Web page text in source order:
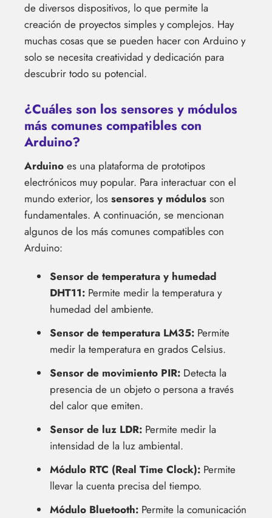
de diversos dispositivos, lo que permite la
creación de proyectos simples y complejos. Hay
muchas cosas que se pueden hacer con Arduino y
solo se necesita creatividad y dedicación para
descubrir todo su potencial.
¿Cuáles son los sensores y módulos
más comunes compatibles con
Arduino?
Arduino es una plataforma de prototipos
electrónicos muy popular. Para interactuar con el
mundo exterior, los sensores y módulos son
fundamentales. A continuación, se mencionan
algunos de los más comunes compatibles con
Arduino:
Sensor de temperatura y humedad
DHT11: Permite medir la temperatura y
humedad del ambiente.
Sensor de temperatura LM35: Permite
medir la temperatura en grados Celsius.
Sensor de movimiento PIR: Detecta la
presencia de un objeto o persona a través
del calor que emiten.
Sensor de luz LDR: Permite medir la
intensidad de la luz ambiental.
Módulo RTC (Real Time Clock): Permite
llevar la cuenta precisa del tiempo.
Módulo Bluetooth: Permite la comunicación